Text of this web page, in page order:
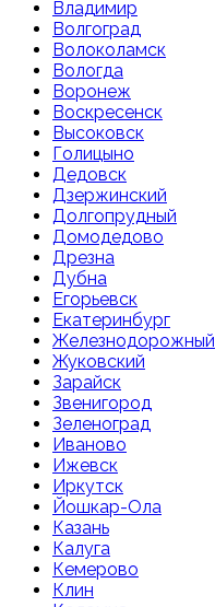
Владимир
Волгоград
Волоколамск
Вологда
Воронеж
Воскресенск
Высоковск
Голицыно
Дедовск
Дзержинский
Долгопрудный
Домодедово
Дрезна
Дубна
Егорьевск
Екатеринбург
Железнодорожный
Жуковский
Зарайск
Звенигород
Зеленоград
Иваново
Ижевск
Иркутск
Йошкар-Ола
Казань
Калуга
Кемерово
Клин